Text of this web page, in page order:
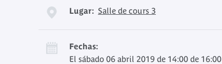
Lugar: Salle de cours 3
Fechas:
El sábado 06 abril 2019 de 14:00 de 16:00